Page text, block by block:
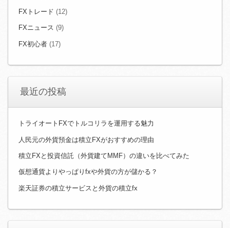
FXトレード (12)
FXニュース (9)
FX初心者 (17)
最近の投稿
トライオートFXでトルコリラを運用する魅力
人民元の外貨預金は積立FXがおすすめの理由
積立FXと投資信託（外貨建てMMF）の違いを比べてみた
仮想通貨よりやっぱりfxや外貨の方が儲かる？
楽天証券の積立サービスと外貨の積立fx